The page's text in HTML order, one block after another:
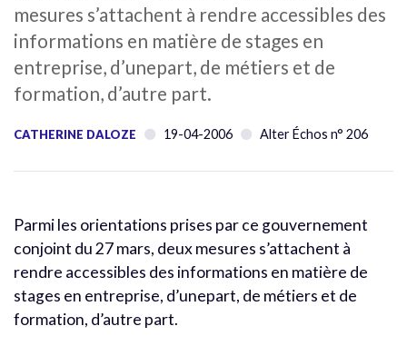
mesures s’attachent à rendre accessibles des
informations en matière de stages en
entreprise, d’unepart, de métiers et de
formation, d’autre part.
CATHERINE DALOZE 19-04-2006 Alter Échos n° 206
Parmi les orientations prises par ce gouvernement
conjoint du 27 mars, deux mesures s’attachent à
rendre accessibles des informations en matière de
stages en entreprise, d’unepart, de métiers et de
formation, d’autre part.